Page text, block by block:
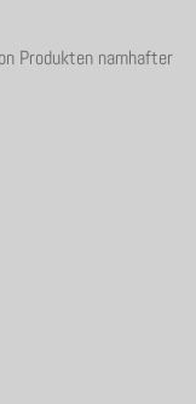
Produkten namhafter